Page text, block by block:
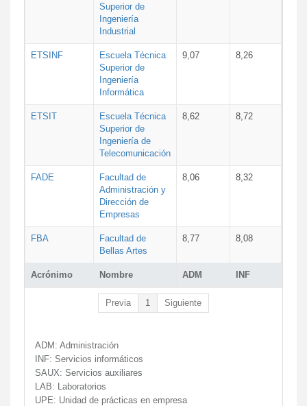
Acrónimo Nombre ADM INF
Superior de
Ingeniería
Industrial
ETSINF
Escuela Técnica
Superior de
Ingeniería
Informática
9,07 8,26
ETSIT
Escuela Técnica
Superior de
Ingeniería de
Telecomunicación
8,62 8,72
FADE
Facultad de
Administración y
Dirección de
Empresas
8,06 8,32
FBA
Facultad de
Bellas Artes
8,77 8,08
Previa 1 Siguiente
ADM: Administración
INF: Servicios informáticos
SAUX: Servicios auxiliares
LAB: Laboratorios
UPE: Unidad de prácticas en empresa